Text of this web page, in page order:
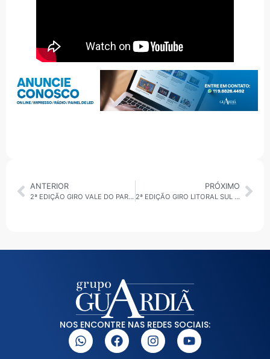
ANTERIOR
2ª EDIÇÃO GIRO VALE DO PARAÍBA 25/02/2026: MARCO DO VOTO FEMININO E REPRESENTATIVIDADE
PRÓXIMO
2ª EDIÇÃO GIRO LITORAL SUL 25/02/2026: SANTOS É DESTAQUE EM GESTÃO PÚBLICA
NOS ENCONTRE NAS REDES SOCIAIS: